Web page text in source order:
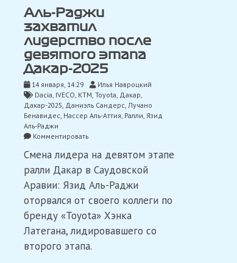
Аль-Раджи
захватил
лидерство после
девятого этапа
Дакар-2025
14 января, 14:29
Илья Навроцкий
Dacia IVECO KTM Toyota Дакар
Дакар-2025 Даниэль Сандерс Лучано
Бенавидес Нассер Аль-Аттия Ралли Язид
Аль-Раджи
Комментироватьon
Раджи
захватил
лидерство
после
девятого
Дакар-2025
Смена лидера на девятом этапе
ралли Дакар в Саудовской
Аравии: Язид Аль-Раджи
оторвался от своего коллеги по
бренду «Toyota» Хэнка
Латегана, лидировавшего со
второго этапа.